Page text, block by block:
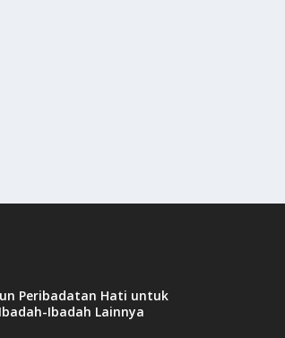
Peribadatan Hati untuk
Ibadah Lainnya